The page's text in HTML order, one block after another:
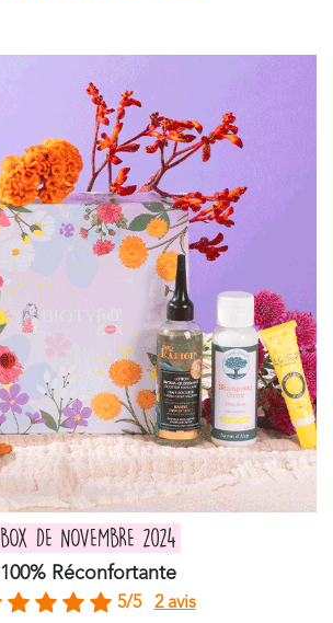
BOX DE NOVEMBRE 2024
100% Réconfortante
5/5 2 avis